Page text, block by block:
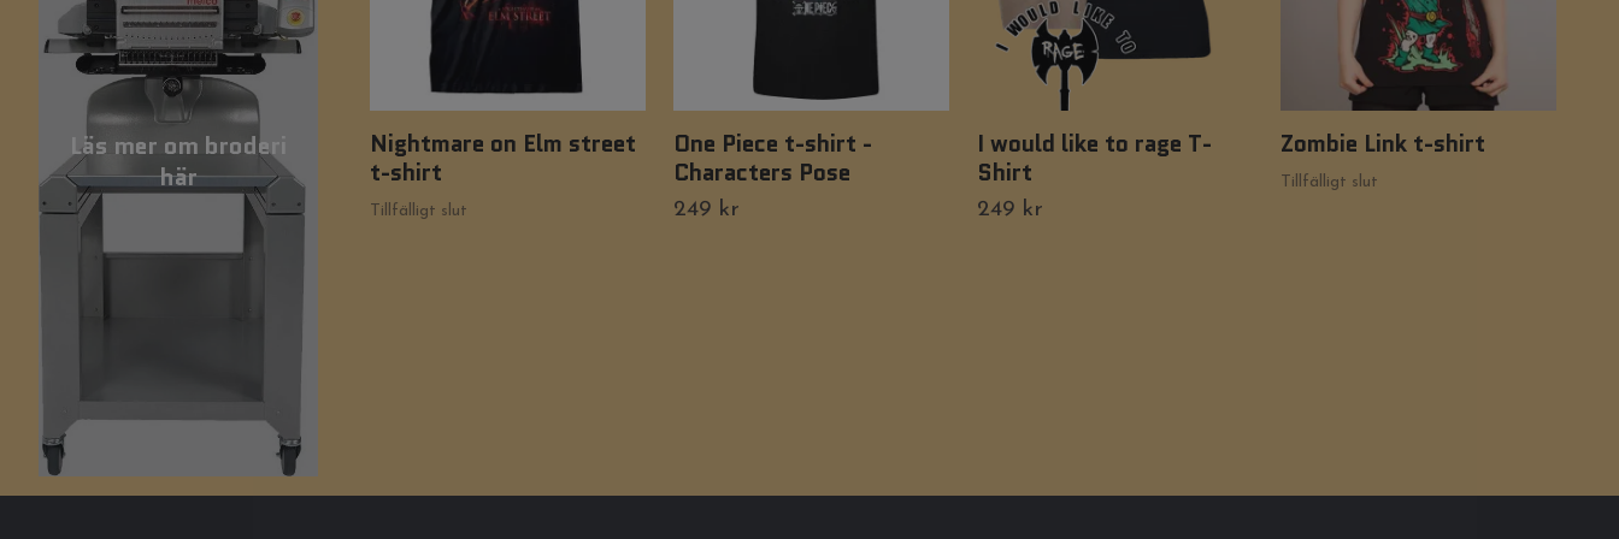
Läs mer om broderi
här
Nightmare on Elm street
t-shirt
Tillfälligt slut
One Piece t-shirt -
Characters Pose
249 kr
I would like to rage T-
Shirt
249 kr
Zombie Link t-shirt
Tillfälligt slut